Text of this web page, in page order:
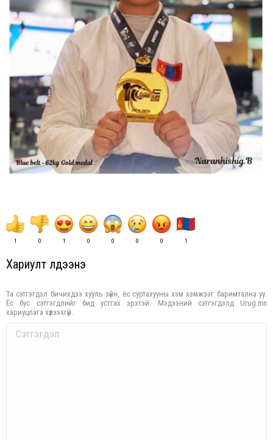
1 0 1 0 0 0 0 1
Хариулт үлдээнэ үү
Та сэтгэгдэл бичихдээ хууль зүйн, ёс суртахууны хэм хэмжээг баримтална уу.
Ёс бус сэтгэгдлийг бид устгах эрхтэй. Мэдээний сэтгэгдэлд Urug.mn
хариуцлага хүлээхгүй.
Comment